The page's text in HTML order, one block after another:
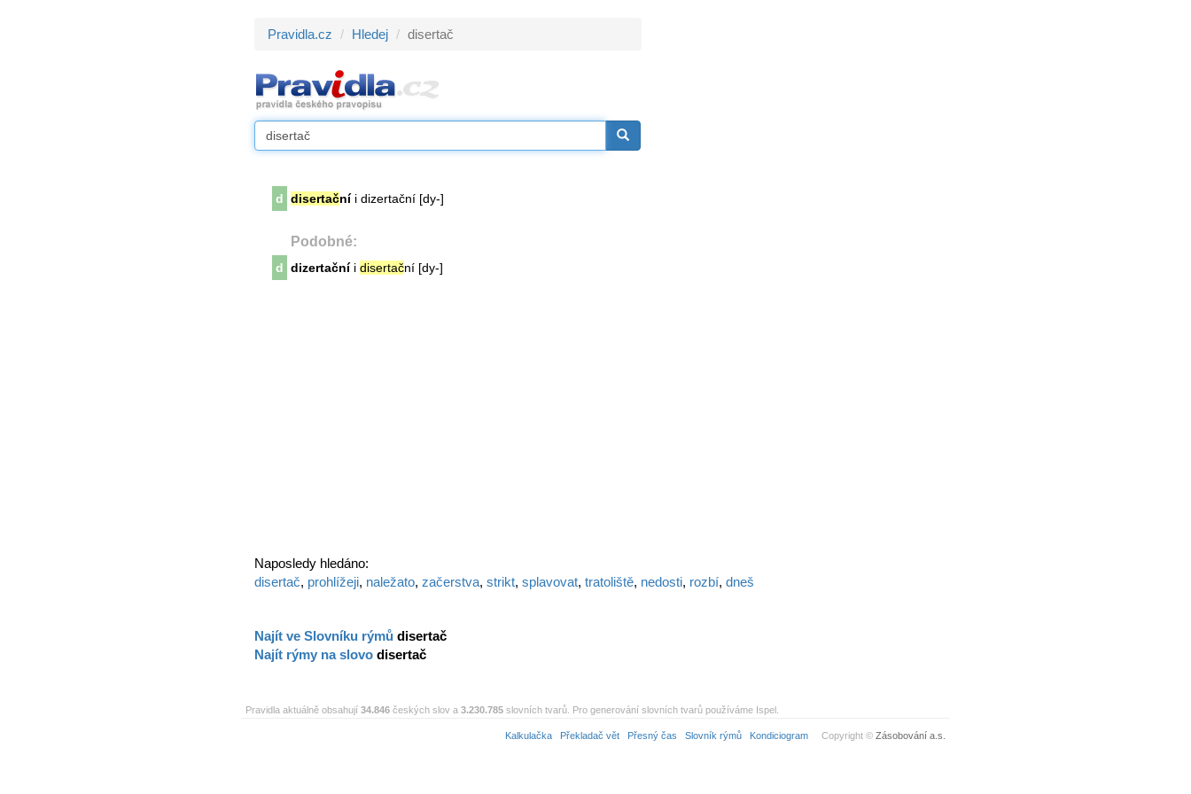
Pravidla.cz Hledej disertač
d disertačníi dizertační [dy-]
Podobné:
d dizertačníi disertační [dy-]
Naposledy hledáno:
disertač, prohlížeji, naležato, začerstva, strikt, splavovat, tratoliště, nedosti, rozbí, dneš
Najít ve Slovníku rýmů disertač
Najít rýmy na slovo disertač
Pravidla aktuálně obsahují 34.846 českých slov a 3.230.785 slovních tvarů. Pro generování slovních tvarů používáme Ispel.
Kalkulačka Překladač vět Přesný čas Slovník rýmů Kondiciogram Copyright © Zásobování a.s.